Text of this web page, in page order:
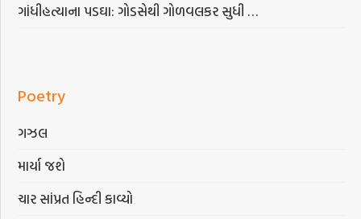
ગાંધીહત્યાના પડઘા: ગોડસેથી ગોળવલકર સુધી …
Poetry
ગઝલ
માર્યા જશે
ચાર સાંપ્રત હિન્દી કાવ્યો